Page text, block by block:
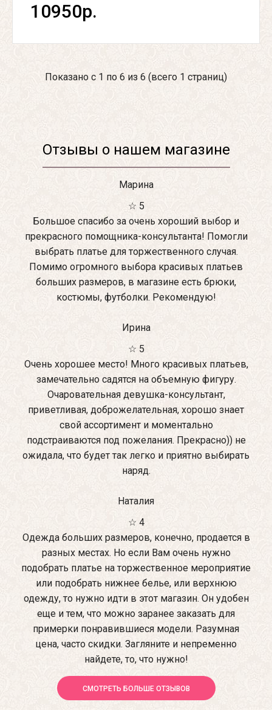
10950р.
Показано с 1 по 6 из 6 (всего 1 страниц)
Отзывы о нашем магазине
Марина
☆ 5
Большое спасибо за очень хороший выбор и
прекрасного помощника-консультанта! Помогли
выбрать платье для торжественного случая.
Помимо огромного выбора красивых платьев
больших размеров, в магазине есть брюки,
костюмы, футболки. Рекомендую!
Ирина
☆ 5
Очень хорошее место! Много красивых платьев,
замечательно садятся на объемную фигуру.
Очаровательная девушка-консультант,
приветливая, доброжелательная, хорошо знает
свой ассортимент и моментально
подстраиваются под пожелания. Прекрасно)) не
ожидала, что будет так легко и приятно выбирать
наряд.
Наталия
☆ 4
Одежда больших размеров, конечно, продается в
разных местах. Но если Вам очень нужно
подобрать платье на торжественное мероприятие
или подобрать нижнее белье, или верхнюю
одежду, то нужно идти в этот магазин. Он удобен
еще и тем, что можно заранее заказать для
примерки понравившиеся модели. Разумная
цена, часто скидки. Загляните и непременно
найдете, то, что нужно!
СМОТРЕТЬ БОЛЬШЕ ОТЗЫВОВ